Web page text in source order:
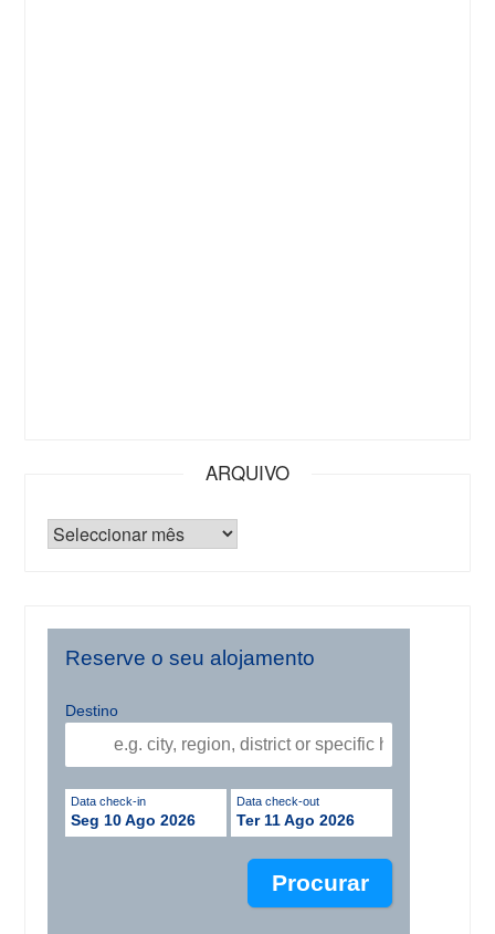
ARQUIVO
Reserve o seu alojamento
Destino
Data check-in
Seg 10 Ago 2026
Data check-out
Ter 11 Ago 2026